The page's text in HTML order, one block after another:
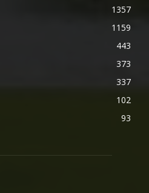
1357
1159
443
373
337
102
93